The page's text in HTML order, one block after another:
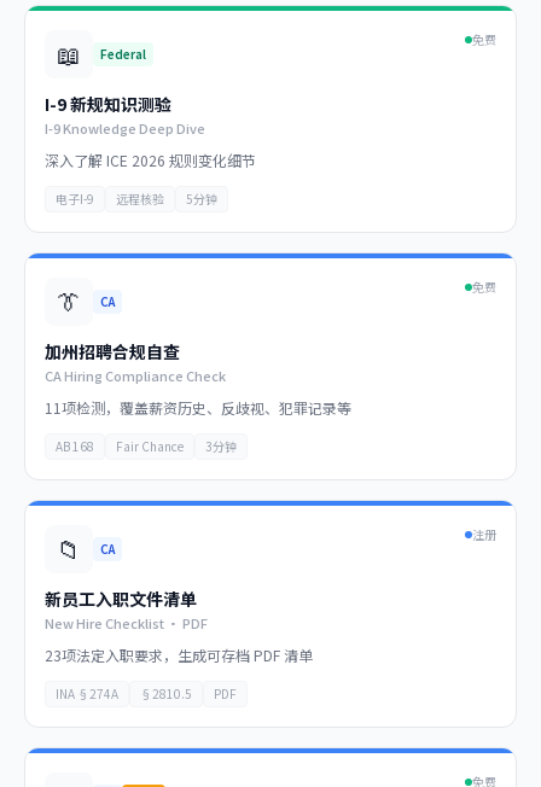
📖 Federal
免费
I-9 新规知识测验
I-9 Knowledge Deep Dive
深入了解 ICE 2026 规则变化细节
电子I-9 远程核验 5分钟
👔 CA
免费
加州招聘合规自查
CA Hiring Compliance Check
11项检测，覆盖薪资历史、反歧视、犯罪记录等
AB 168 Fair Chance 3分钟
📁 CA
注册
新员工入职文件清单
New Hire Checklist · PDF
23项法定入职要求，生成可存档 PDF 清单
INA §274A §2810.5 PDF
免费